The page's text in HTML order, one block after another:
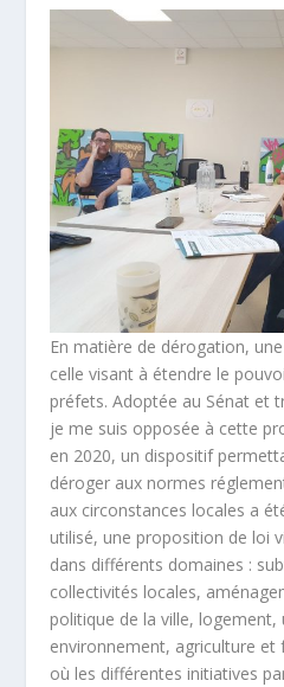
En matière de dérogation,
celle visant à étendre le
préfets. Adoptée au Sénat et
je me suis opposée à cette
en 2020, un dispositif
déroger aux normes
aux circonstances locales a
utilisé, une proposition de loi
dans différents domaines :
collectivités locales,
politique de la ville, logement,
environnement, agriculture
où les différentes initiatives